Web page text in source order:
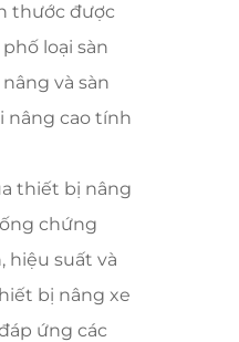
thước được
loại sàn
và sàn
nâng cao tính
thiết bị nâng
chứng
hiệu suất và
bị nâng xe
ứng các